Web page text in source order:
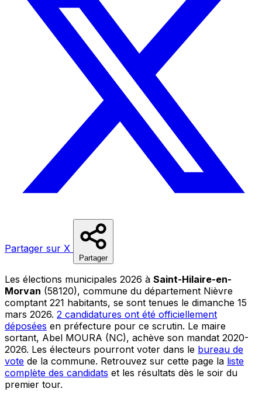
Partager sur X
Partager
Les élections municipales 2026 à Saint-Hilaire-en-
Morvan (58120), commune du département Nièvre
comptant 221 habitants, se sont tenues le dimanche 15
mars 2026. 2 candidatures ont été officiellement
déposées en préfecture pour ce scrutin. Le maire
sortant, Abel MOURA (NC), achève son mandat 2020-
2026. Les électeurs pourront voter dans le bureau de
vote de la commune. Retrouvez sur cette page la liste
complète des candidats et les résultats dès le soir du
premier tour.